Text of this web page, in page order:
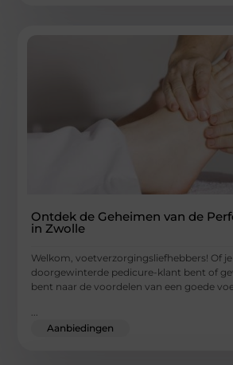
Ontdek de Geheimen van de
in Zwolle
Welkom, voetverzorgingsliefhebbers! Of
doorgewinterde pedicure-klant bent of
bent naar de voordelen van een goede
...
Aanbiedingen